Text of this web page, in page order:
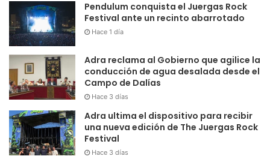
Pendulum conquista el Juergas Rock
Festival ante un recinto abarrotado
Hace 1 día
Adra reclama al Gobierno que agilice la
conducción de agua desalada desde el
Campo de Dalías
Hace 3 días
Adra ultima el dispositivo para recibir
una nueva edición de The Juergas Rock
Festival
Hace 3 días